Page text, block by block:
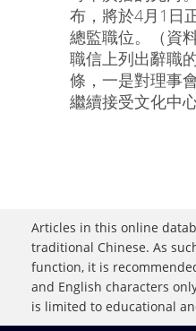
布，將於4月1日
總監職位。（資
職信上列出辭職
條，一是對理事
繼續接受文化中
Articles in this online
traditional Chinese. As
function, it is
and English characters
is limited to educational